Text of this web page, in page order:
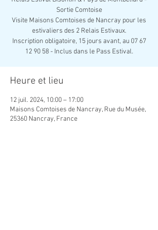
Sortie Comtoise
Visite Maisons Comtoises de Nancray pour les
estivaliers des 2 Relais Estivaux.
Inscription obligatoire, 15 jours avant, au 07 67
12 90 58 - Inclus dans le Pass Estival.
Heure et lieu
12 juil. 2024, 10:00 – 17:00
Maisons Comtoises de Nancray, Rue du Musée,
25360 Nancray, France